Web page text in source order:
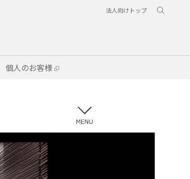
法人向けトップ
個人のお客様